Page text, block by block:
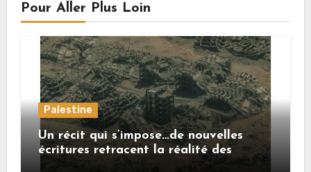
Pour Aller Plus Loin
Palestine
Un récit qui s’impose…de nouvelles
écritures retracent la réalité des
crimes sionistes à Gaza